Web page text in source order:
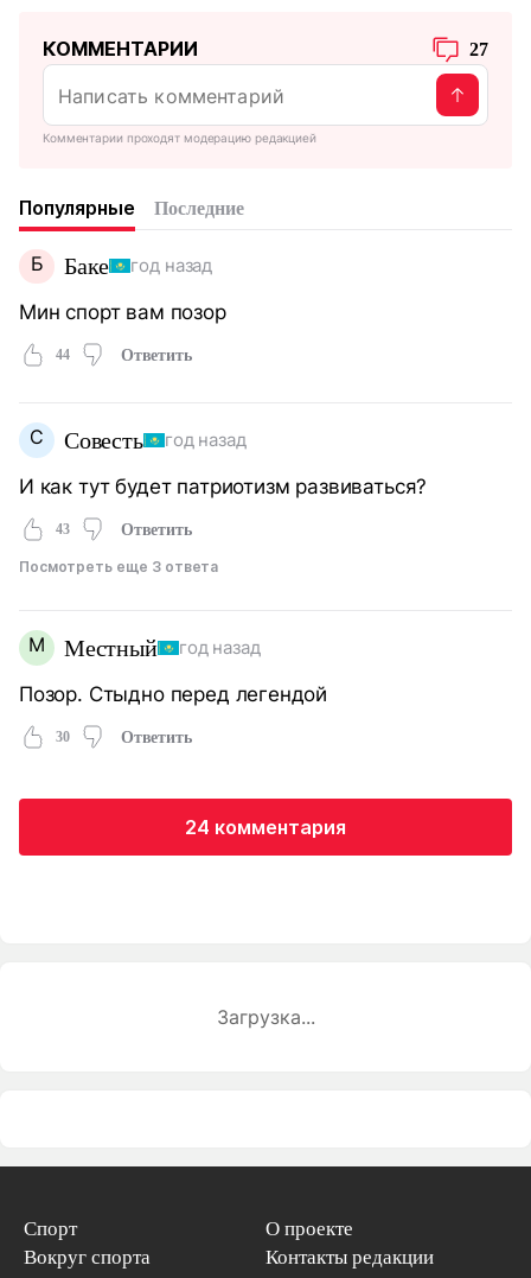
КОММЕНТАРИИ 27
Комментарии проходят модерацию редакцией
Популярные Последние
Б Баке год назад
Мин спорт вам позор
44 Ответить
С Совесть год назад
И как тут будет патриотизм развиваться?
43 Ответить
Посмотреть еще 3 ответа
М Местный год назад
Позор. Стыдно перед легендой
30 Ответить
24 комментария
Загрузка...
Спорт
Вокруг спорта
О проекте
Контакты редакции